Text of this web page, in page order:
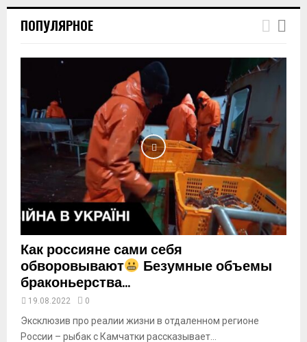
h
u
y
b
e
ПОПУЛЯРНОЕ
Как россияне сами себя
обворовывают Безумные объемы
браконьерства...
19.08.2022 0
Эксклюзив про реалии жизни в отдаленном регионе
России – рыбак с Камчатки рассказывает...